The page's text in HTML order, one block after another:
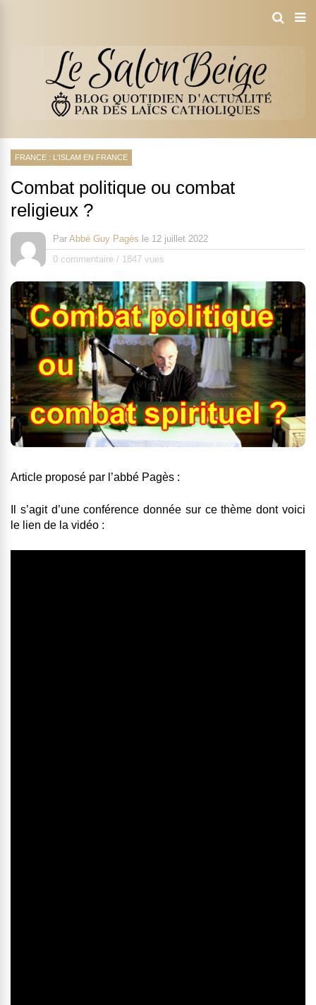
FRANCE : L'ISLAM EN FRANCE
Combat politique ou combat
religieux ?
Par Abbé Guy Pagès le 12 juillet 2022
0 commentaire / 1847 vues
Article proposé par l’abbé Pagès :
Il s’agit d’une conférence donnée sur ce thème dont voici
le lien de la vidéo :